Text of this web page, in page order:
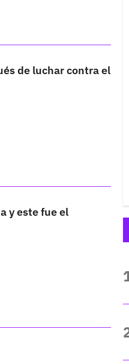
de luchar contra el
y este fue el